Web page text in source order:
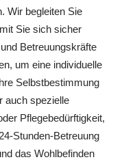
Wir begleiten Sie
Sie sich sicher
Betreuungskräfte
um eine individuelle
Selbstbestimmung
auch spezielle
Pflegebedürftigkeit,
Stunden-Betreuung
das Wohlbefinden